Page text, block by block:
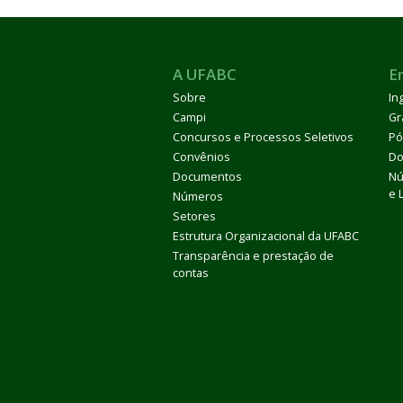
A UFABC
Sobre
Campi
Concursos e Processos Seletivos
Convênios
Documentos
Números
Setores
Estrutura Organizacional da UFABC
Transparência e prestação de
contas
e